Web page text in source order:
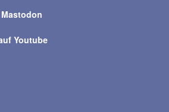
Youtube